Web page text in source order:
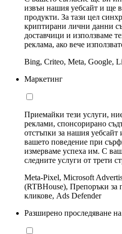
извън нашия уебсайт и ще
продукти. За тази цел
криптирани лични данни
доставчици и използваме
реклама, ако вече
Bing, Criteo, Meta, Google,
Маркетинг
Приемайки тези услуги,
реклами, спонсорирано
отстъпки за нашия
вашето поведение при
измерваме успеха им. С
следните услуги от трети
Meta-Pixel, Microsoft
(RTBHouse), Препоръки за
кликове, Ads Defender
Разширено проследяване